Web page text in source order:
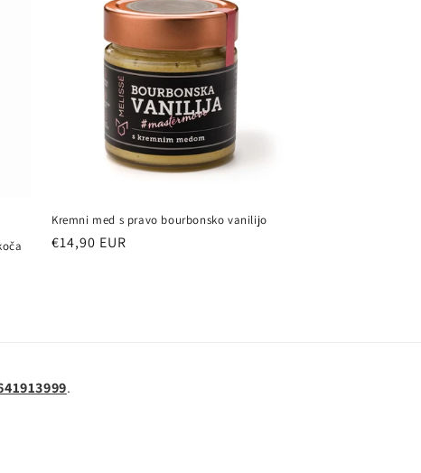
Kremni med s pravo bourbonsko vanilijo
Redna
€14,90 EUR
.